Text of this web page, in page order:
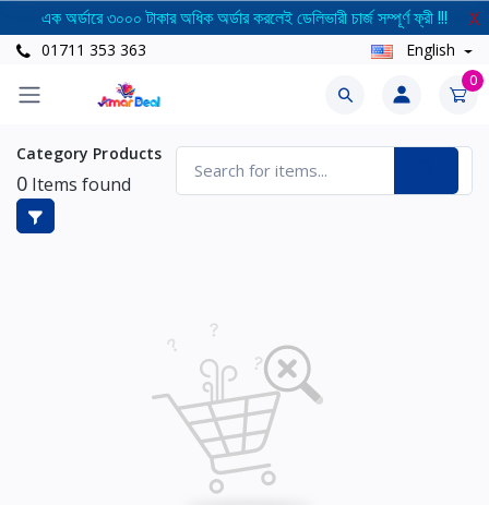
এক অর্ডারে ৩০০০ টাকার অধিক অর্ডার করলেই ডেলিভারী চার্জ সম্পূর্ণ ফ্রী !!! X
01711 353 363 English
0
Category Products
0 Items found